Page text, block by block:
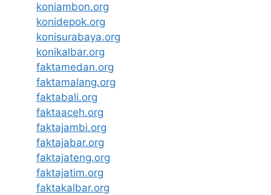
koniambon.org
konidepok.org
konisurabaya.org
konikalbar.org
faktamedan.org
faktamalang.org
faktabali.org
faktaaceh.org
faktajambi.org
faktajabar.org
faktajateng.org
faktajatim.org
faktakalbar.org